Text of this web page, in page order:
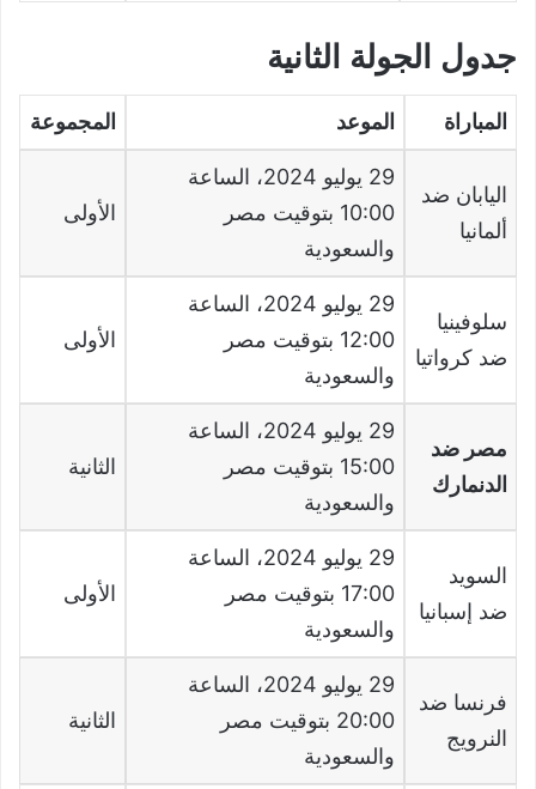
جدول الجولة الثانية
المباراة الموعد المجموعة
اليابان ضد
ألمانيا
29 يوليو
، الساعة
10:00 بتوقيت مصر
والسعودية
الأولى
سلوفينيا
ضد كرواتيا
29 يوليو
، الساعة
12:00 بتوقيت مصر
والسعودية
الأولى
مصر ضد
الدنمارك
29 يوليو
، الساعة
15:00 بتوقيت مصر
والسعودية
الثانية
السويد
ضد إسبانيا
29 يوليو
، الساعة
17:00 بتوقيت مصر
والسعودية
الأولى
فرنسا ضد
النرويج
29 يوليو
، الساعة
20:00 بتوقيت مصر
والسعودية
الثانية